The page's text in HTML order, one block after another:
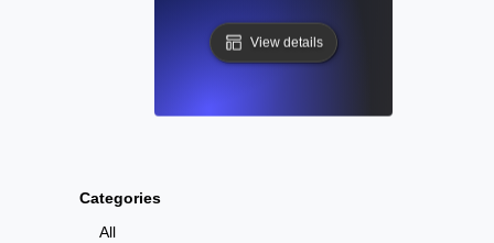
Categories
All
View details